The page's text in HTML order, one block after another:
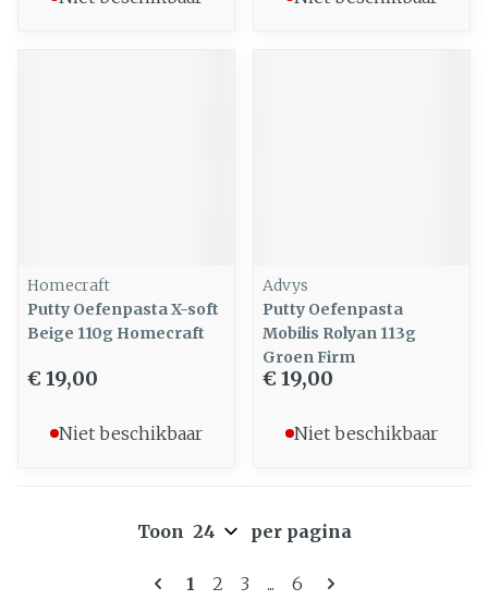
Homecraft
Putty Oefenpasta X-soft
Beige 110g Homecraft
€ 19,00
Niet beschikbaar
Advys
Putty Oefenpasta
Mobilis Rolyan 113g
Groen Firm
€ 19,00
Niet beschikbaar
Pagina's
U lees momenteel pagina
1 Pagina
2 Pagina
3 ... Pagina
6
Toon per pagina